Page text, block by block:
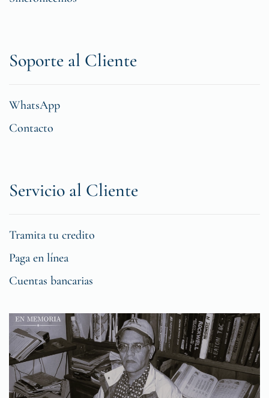
Soporte al Cliente
WhatsApp
Contacto
Servicio al Cliente
Tramita tu credito
Paga en línea
Cuentas bancarias